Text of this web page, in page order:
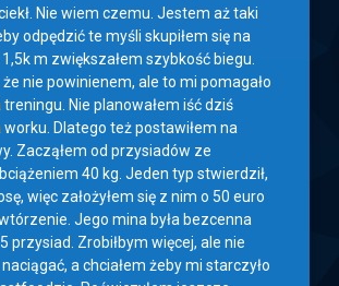
Nie wiem czemu. Jestem aż taki
odpędzić te myśli skupiłem się na
m zwiększałem szybkość biegu.
że nie powinienem, ale to mi pomagało
treningu. Nie planowałem iść dziś
Dlatego też postawiłem na
Zacząłem od przysiadów ze
40 kg. Jeden typ stwierdził,
więc założyłem się z nim o 50 euro
Jego mina była bezcenna
przysiad. Zrobiłbym więcej, ale nie
a chciałem żeby mi starczyło